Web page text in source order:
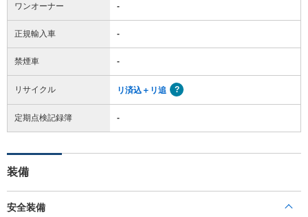
ワンオーナー -
正規輸入車 -
禁煙車 -
リサイクル リ済込＋リ追
定期点検記録簿 -
装備
安全装備